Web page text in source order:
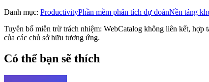
Danh mục: ProductivityPhần mềm phân tích dự đoánNền tảng
Tuyên bố miễn trừ trách nhiệm: WebCatalog không liên kết,
của các chủ sở hữu tương ứng.
Có thể bạn sẽ thích